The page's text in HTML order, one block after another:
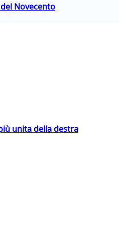
Novecento
unita della destra